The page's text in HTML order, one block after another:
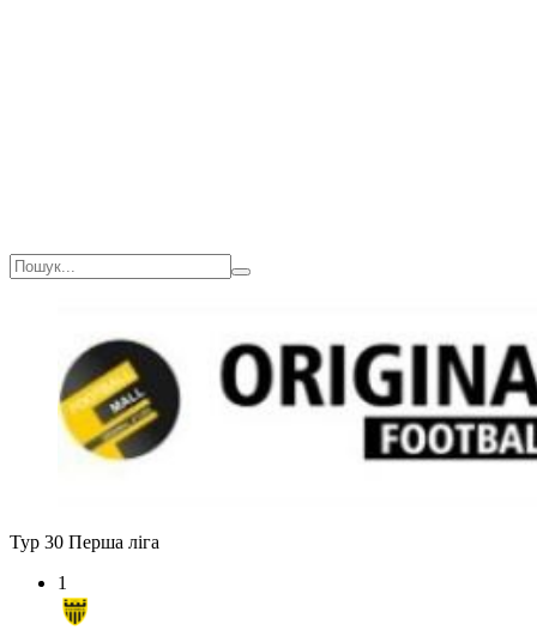
Тур 30 Перша ліга
1